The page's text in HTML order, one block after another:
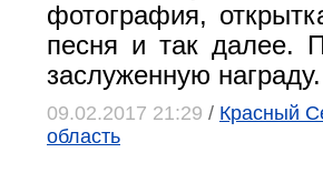
фотография,
песня и так далее.
заслуженную награду.
09.02.2017 21:29 / Красный
область